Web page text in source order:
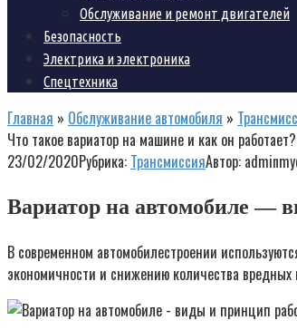
Обслуживание и ремонт двигателей
Безопасность
Электрика и электроника
Спецтехника
Главная » Обслуживание автомобиля »
Что такое вариатор на машине и как он работает?
23/02/2020Рубрика: ТрансмиссияАвтор:
Вариатор на автомобиле —
В современном автомобилестроении
экономичности и снижению количества